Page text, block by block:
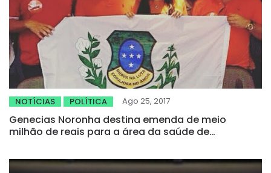
NOTÍCIAS POLÍTICA Ago 25, 2017
Genecias Noronha destina emenda de meio
milhão de reais para a área da saúde de